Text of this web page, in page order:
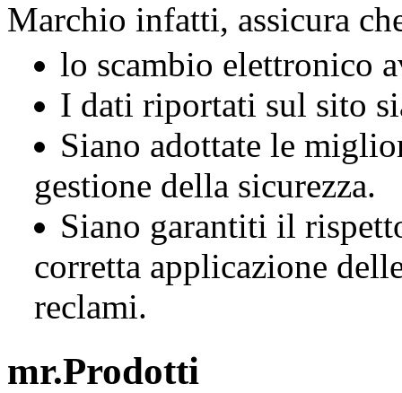
Marchio infatti, assicura
lo scambio elettronico
I dati riportati sul sito
Siano adottate le
gestione della sicurezza.
Siano garantiti il
corretta applicazione
reclami.
mr.Prodotti